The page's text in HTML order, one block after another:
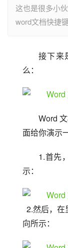
这也是很多小
word文档快捷
接下来
么：
Word
面给你演示
1.首先
示：
2.然后，
向所示：